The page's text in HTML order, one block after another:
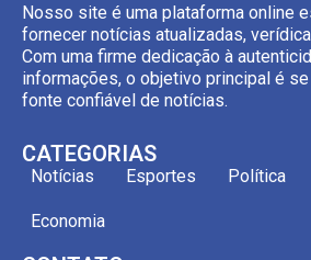
Nosso site é uma plataforma online
fornecer notícias atualizadas,
Com uma firme dedicação à
informações, o objetivo principal é
fonte confiável de notícias.
CATEGORIAS
Notícias Esportes Política
Economia